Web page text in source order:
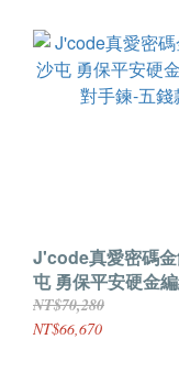
J'code真愛密碼
屯 勇保平安硬金
手鍊-五錢款
NT$70,280
NT$66,670